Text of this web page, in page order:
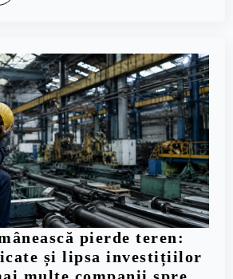
pierde teren:
și lipsa investițiilor